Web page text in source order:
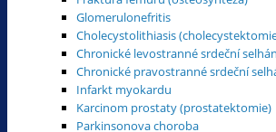
Glomerulonefritis
Cholecystolithiasis
Chronické levostranné srdeční
Chronické pravostranné srdeční
Infarkt myokardu
Karcinom prostaty (prostatektomie)
Parkinsonova choroba